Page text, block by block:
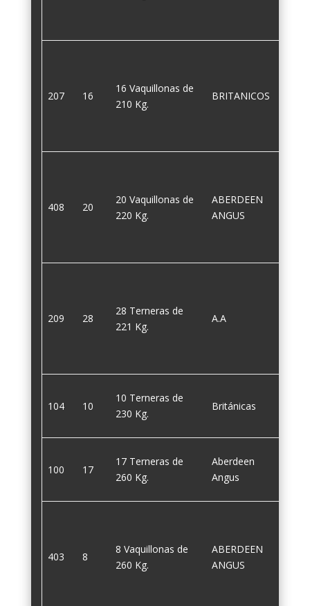
207 16
16 Vaquillonas de
210 Kg.
BRITANICOS
408 20
20 Vaquillonas de
220 Kg.
ABERDEEN
ANGUS
209 28
28 Terneras de
221 Kg.
A.A
104 10
10 Terneras de
230 Kg.
Británicas
100 17
17 Terneras de
260 Kg.
Aberdeen
Angus
403 8
8 Vaquillonas de
260 Kg.
ABERDEEN
ANGUS